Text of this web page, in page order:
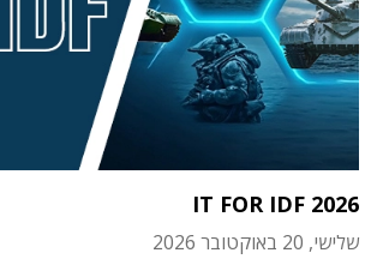
IT FOR IDF 2026
שלישי, 20 באוקטובר 2026